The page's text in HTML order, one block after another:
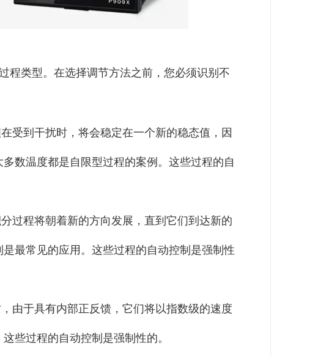
程类型。在选择调节方法之前，您必须识别不
受到干扰时，将会稳定在一个新的稳态值，因
数温度都是自限型过程的案例。这些过程的自
过程将朝着新的方向发展，直到它们到达新的
最常见的应用。这些过程的自动控制是强制性
由于具有内部正反馈，它们将以指数级的速度
些过程的自动控制是强制性的。